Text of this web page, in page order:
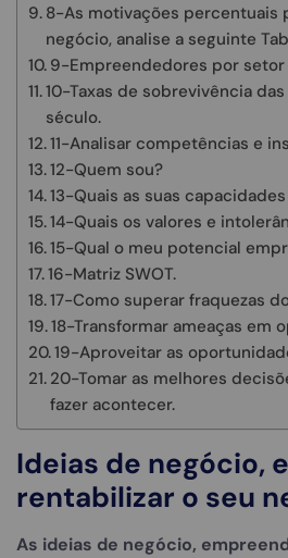
8-As motivações percentuais
negócio, analise a seguinte
9-Empreendedores por
10-Taxas de sobrevivência
século.
11-Analisar competências e
12-Quem sou?
13-Quais as suas
14-Quais os valores e
15-Qual o meu potencial
16-Matriz SWOT.
17-Como superar fraquezas
18-Transformar ameaças em
19-Aproveitar as
20-Tomar as melhores
fazer acontecer.
Ideias de negócio,
rentabilizar o seu
As ideias de negócio,